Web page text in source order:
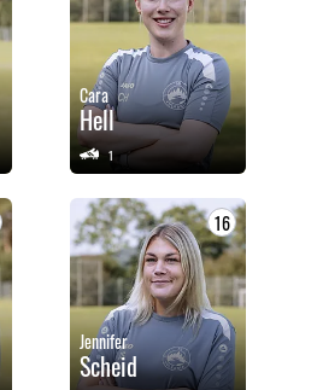
Cara
Hell
1
16
Jennifer
Scheid